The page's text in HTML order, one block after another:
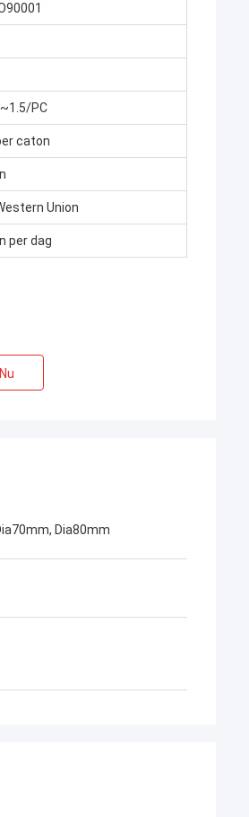
PC
caton
Union
per dag
Dia80mm